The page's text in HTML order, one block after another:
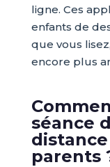
ligne. Ces
enfants de
que vous
encore plus
séance
parents